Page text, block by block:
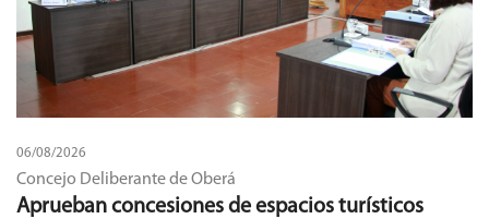
06/08/2026
Concejo Deliberante de Oberá
Aprueban concesiones de espacios turísticos